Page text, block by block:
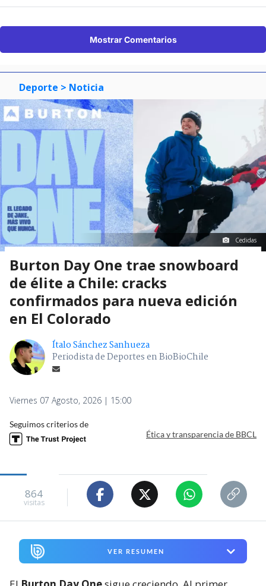
Mostrar Comentarios
Deporte > Noticia
Cedidas
Burton Day One trae snowboard
de élite a Chile: cracks
confirmados para nueva edición
en El Colorado
Ítalo Sánchez Sanhueza
Periodista de Deportes en BioBioChile
Viernes 07 Agosto, 2026 | 15:00
Seguimos criterios de
Ética y transparencia de BBCL
864
visitas
VER RESUMEN